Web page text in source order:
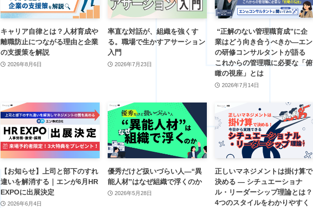
キャリア自律とは？人材育成や
離職防止につながる理由と企業
の支援策を解説
2026年8月6日
率直な対話が、組織を強くす
る。職場で生かすアサーション
入門
2026年7月23日
“正解のない管理職育成”に企
業はどう向き合うべきか―エン
の研修コンサルタントが語る
これからの管理職に必要な「俯
瞰の視座」とは
2026年7月14日
【お知らせ】上司と部下のすれ
違いを解消する｜エンが6月HR
EXPOに出展決定
2026年6月4日
優秀だけど扱いづらい人―“異
能人材”はなぜ組織で浮くのか
2026年5月28日
正しいマネジメントは掛け算で
決める ― シチュエーショナ
ル・リーダーシップ理論とは？
4つのスタイルをわかりやすく